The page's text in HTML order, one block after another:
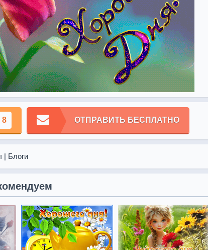
8 ОТПРАВИТЬ БЕСПЛАТНО
| Блоги